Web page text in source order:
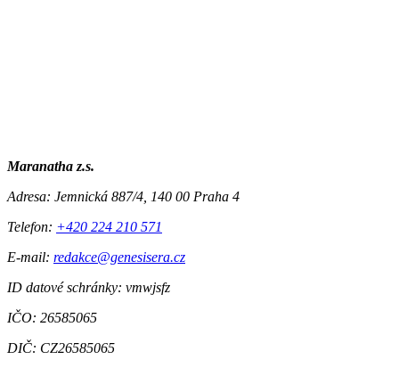
Maranatha z.s.
Adresa: Jemnická 887/4, 140 00 Praha 4
Telefon: +420 224 210 571
E-mail: redakce@genesisera.cz
ID datové schránky: vmwjsfz
IČO: 26585065
DIČ: CZ26585065